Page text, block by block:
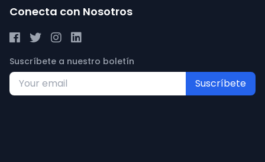
Conecta con Nosotros
Suscríbete a nuestro boletín
Suscríbete